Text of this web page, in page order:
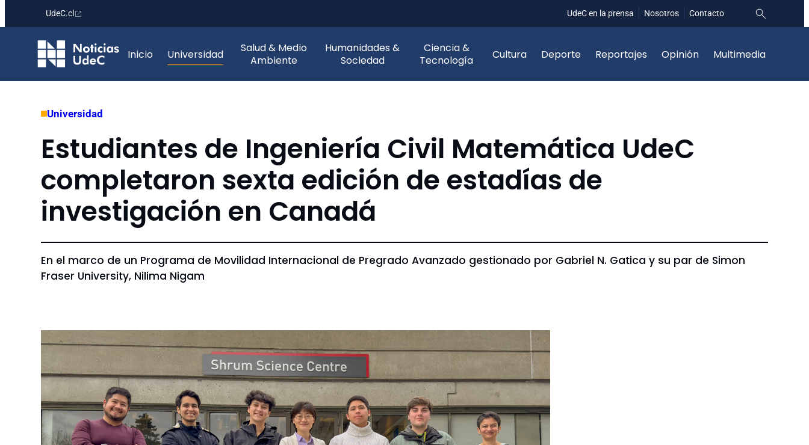
contenido
UdeC.cl UdeC en la prensa Nosotros Contacto
Inicio Universidad
Salud & Medio
Ambiente
Humanidades &
Sociedad
Ciencia &
Tecnología
Cultura Deporte Reportajes Opinión Multimedia
Universidad
Estudiantes de Ingeniería Civil Matemática UdeC
completaron sexta edición de estadías de
investigación en Canadá
En el marco de un Programa de Movilidad Internacional de Pregrado Avanzado gestionado por Gabriel N. Gatica y su par de Simon
Fraser University, Nilima Nigam